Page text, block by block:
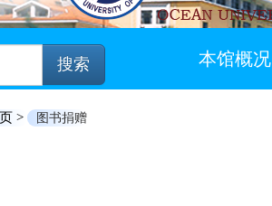
搜索 本馆概况
> 图书捐赠